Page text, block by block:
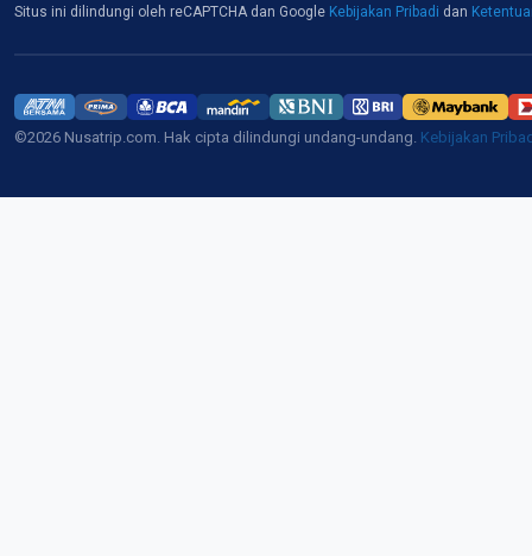
Situs ini dilindungi oleh reCAPTCHA dan Google Kebijakan Pribadi dan
©2026 Nusatrip.com. Hak cipta dilindungi undang-undang. Kebijakan